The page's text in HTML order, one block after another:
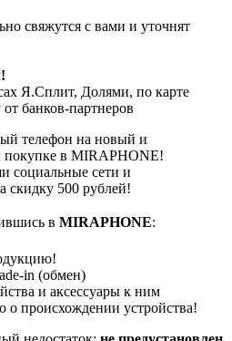
свяжутся с вами и уточнят
Я.Сплит, Долями, по карте
банков-партнеров
телефон на новый и
покупке в MIRAPHONE!
социальные сети и
скидку 500 рублей!
в MIRAPHONE:
in (обмен)
и аксессуары к ним
происхождении устройства!